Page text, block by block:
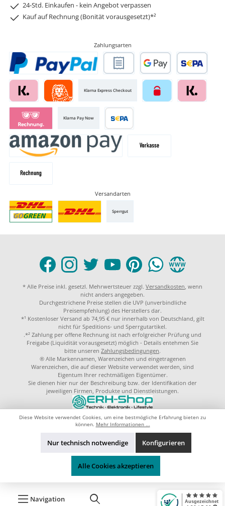
Navigation
24-Std. Einkaufen - kein Angebot verpassen
Kauf auf Rechnung (Bonität vorausgesetzt)*²
Zahlungsarten
Klarna Express Checkout
Klarna Pay Now
Versandarten
Sperrgut
* Alle Preise inkl. gesetzl. Mehrwertsteuer zzgl. Versandkosten, wenn
nicht anders angegeben.
Durchgestrichene Preise stellen die UVP (unverbindliche
Preisempfehlung) des Herstellers dar.
*¹ Kostenloser Versand ab 74,95 € nur innerhalb von Deutschland, gilt
nicht für Speditions- und Sperrgutartikel.
.*² Zahlung per offene Rechnung ist nach erfolgreicher Prüfung und
Freigabe (Liquidität vorausgesetzt) möglich - Details entehmen Sie
bitte unseren Zahlungsbedingungen.
® Alle Markennamen, Warenzeichen und eingetragenen
Warenzeichen, die auf dieser Website verwendet werden, sind
Eigentum Ihrer rechtmäßigen Eigentümer.
Sie dienen hier nur der Beschreibung bzw. der Identifikation der
jeweiligen Firmen, Produkte und Dienstleistungen.
Diese Website verwendet Cookies, um eine bestmögliche Erfahrung bieten zu
können. Mehr Informationen ...
Nur technisch notwendige Konfigurieren
Alle Cookies akzeptieren